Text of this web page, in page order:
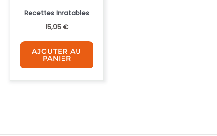
Recettes Inratables
15,95 €
AJOUTER AU
PANIER